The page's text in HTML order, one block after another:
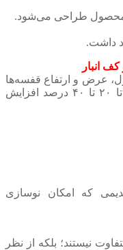
محصول طراحی می‌شود.
داشت.
عرض و ارتفاع قفسه‌ها
باشند، می‌توان ظرفیت ذخیره‌سازی را تا ۲۰ تا ۴۰ درصد افزایش
که امکان نوسازی
نیستند؛ بلکه از نظر